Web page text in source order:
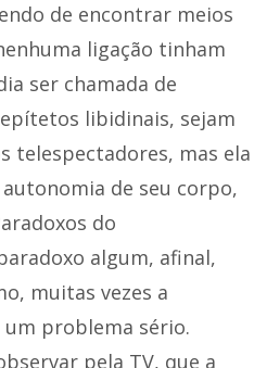
de encontrar meios
ligação tinham
ser chamada de
libidinais, sejam
telespectadores, mas ela
de seu corpo,
do
algum, afinal,
muitas vezes a
problema sério.
pela TV, que a